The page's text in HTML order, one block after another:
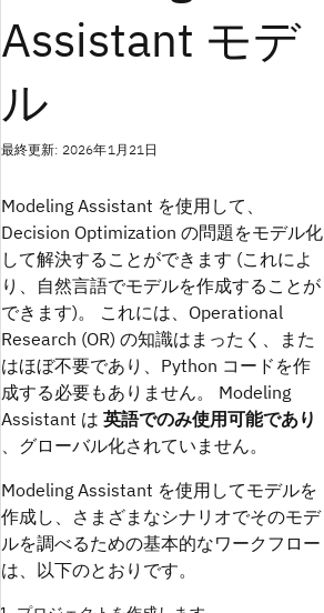
Assistant モデ
ル
最終更新: 2026年1月21日
Modeling Assistant を使用して、
Decision Optimization の問題をモデル化
して解決することができます (これによ
り、自然言語でモデルを作成することが
できます)。 これには、Operational
Research (OR) の知識はまったく、また
はほぼ不要であり、Python コードを作
成する必要もありません。 Modeling
Assistant は 英語でのみ使用可能であり
、グローバル化されていません。
Modeling Assistant を使用してモデルを
作成し、さまざまなシナリオでそのモデ
ルを調べるための基本的なワークフロー
は、以下のとおりです。